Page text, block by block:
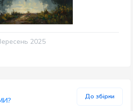
2025
До збірки